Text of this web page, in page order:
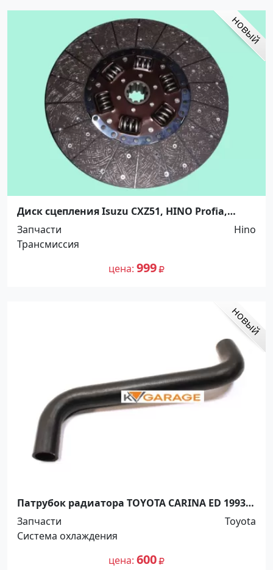
Диск сцепления Isuzu CXZ51, HINO Profia,
430*252*10*50,8. Распродажа! До -100%!
Краснодар
Запчасти
Hino
Трансмиссия
цена 999
Патрубок радиатора TOYOTA CARINA ED 1993-
1998 EXIV 1993-1998 CELICA 1993-1999 CURREN
1993-1999г Краснодар
Запчасти
Toyota
Система охлаждения
цена 600